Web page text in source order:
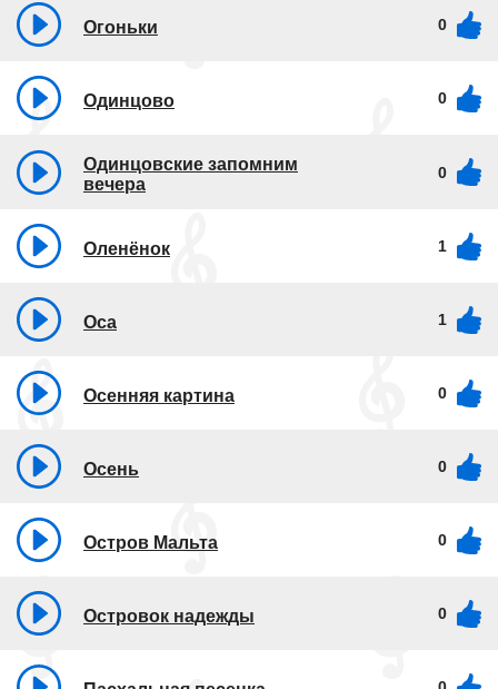
Огоньки 0
Одинцово 0
Одинцовские запомним
вечера
0
Оленёнок 1
Оса 1
Осенняя картина 0
Осень 0
Остров Мальта 0
Островок надежды 0